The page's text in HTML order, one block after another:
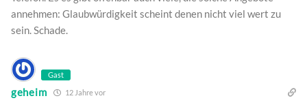
annehmen: Glaubwürdigkeit scheint denen nicht viel wert zu
sein. Schade.
Gast
geheim 12 Jahre vor